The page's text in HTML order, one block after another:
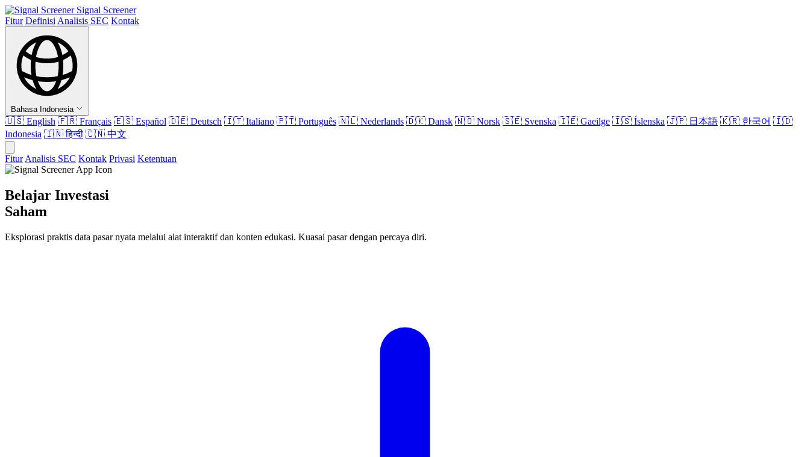
Signal Screener
Fitur Definisi Analisis SEC Kontak
Bahasa Indonesia
🇺🇸 English 🇫🇷 Français 🇪🇸 Español 🇩🇪 Deutsch 🇮🇹 Italiano 🇵🇹 Português 🇳🇱 Nederlands 🇩🇰 Dansk 🇳🇴 Norsk 🇸🇪 Svenska 🇮🇪 Gaeilge 🇮🇸 Íslenska 🇯🇵 日本語 🇰🇷 한국어 🇮🇩
Indonesia 🇮🇳हिन्दी 🇨🇳 中文
Fitur Analisis SEC Kontak Privasi Ketentuan
Belajar Investasi
Saham
Eksplorasi praktis data pasar nyata melalui alat interaktif dan konten edukasi. Kuasai pasar dengan percaya diri.